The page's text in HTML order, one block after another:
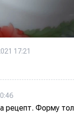
17:21
рецепт. Форму